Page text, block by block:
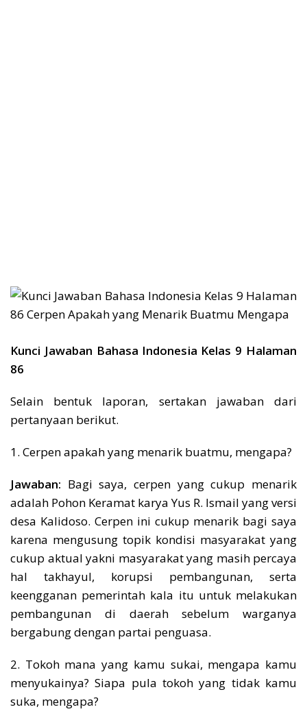
Kunci Jawaban Bahasa Indonesia Kelas 9 Halaman
86
Selain bentuk laporan, sertakan jawaban dari
pertanyaan berikut.
1. Cerpen apakah yang menarik buatmu, mengapa?
Jawaban: Bagi saya, cerpen yang cukup menarik
adalah Pohon Keramat karya Yus R. Ismail yang versi
desa Kalidoso. Cerpen ini cukup menarik bagi saya
karena mengusung topik kondisi masyarakat yang
cukup aktual yakni masyarakat yang masih percaya
hal takhayul, korupsi pembangunan, serta
keengganan pemerintah kala itu untuk melakukan
pembangunan di daerah sebelum warganya
bergabung dengan partai penguasa.
2. Tokoh mana yang kamu sukai, mengapa kamu
menyukainya? Siapa pula tokoh yang tidak kamu
suka, mengapa?